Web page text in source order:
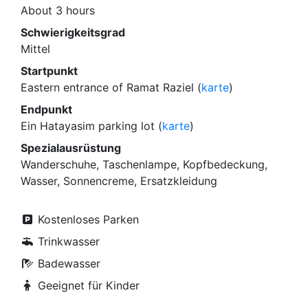
About 3 hours
Schwierigkeitsgrad
Mittel
Startpunkt
Eastern entrance of Ramat Raziel (karte)
Endpunkt
Ein Hatayasim parking lot (karte)
Spezialausrüstung
Wanderschuhe, Taschenlampe, Kopfbedeckung,
Wasser, Sonnencreme, Ersatzkleidung
Kostenloses Parken
Trinkwasser
Badewasser
Geeignet für Kinder